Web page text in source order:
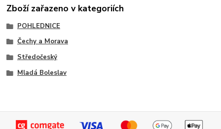
Zboží zařazeno v kategoriích
POHLEDNICE
Čechy a Morava
Středočeský
Mladá Boleslav